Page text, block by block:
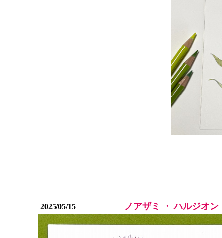
2025/05/15 ノアザミ ・ ハルジオン